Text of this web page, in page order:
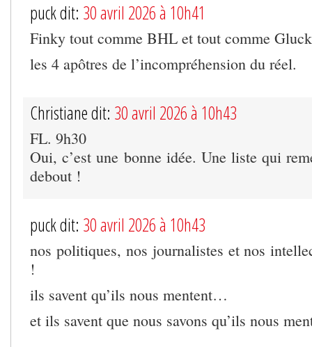
puck dit: 30 avril 2026 à 10h41
Finky tout comme BHL et tout comme
les 4 apôtres de l’incompréhension du réel.
Christiane dit: 30 avril 2026 à 10h43
FL. 9h30
Oui, c’est une bonne idée. Une liste qui
debout !
puck dit: 30 avril 2026 à 10h43
nos politiques, nos journalistes et nos
!
ils savent qu’ils nous mentent…
et ils savent que nous savons qu’ils nous